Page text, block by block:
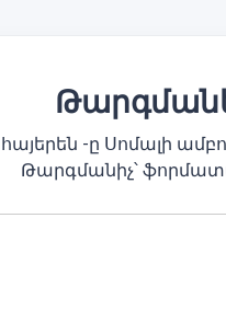
-ը Սոմալի
Թարգմանիչ՝